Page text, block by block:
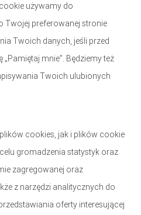
używamy do
preferowanej stronie
Twoich danych, jeśli przed
mnie”. Będziemy też
Twoich ulubionych
cookies, jak i plików cookie
gromadzenia statystyk oraz
zagregowanej oraz
z narzędzi analitycznych do
oferty interesującej